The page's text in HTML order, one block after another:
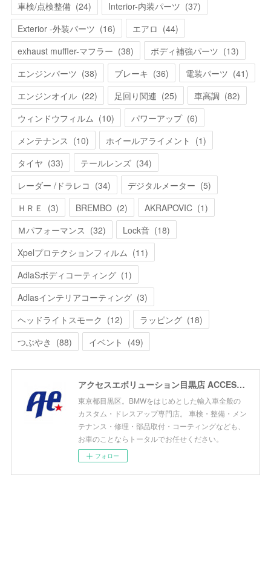
車検/点検整備 (24) Interior-内装パーツ (37)
Exterior -外装パーツ (16) エアロ (44)
exhaust muffler-マフラー (38) ボディ補強パーツ (13)
エンジンパーツ (38) ブレーキ (36) 電装パーツ (41)
エンジンオイル (22) 足回り関連 (25) 車高調 (82)
ウィンドウフィルム (10) パワーアップ (6)
メンテナンス (10) ホイールアライメント (1)
タイヤ (33) テールレンズ (34)
レーダー /ドラレコ (34) デジタルメーター (5)
ＨＲＥ
(3) BREMBO (2) AKRAPOVIC (1)
Ｍパフォーマンス (32) Lock音 (18)
Xpelプロテクションフィルム (11)
AdlaSボディコーティング (1)
Adlasインテリアコーティング (3)
ヘッドライトスモーク (12) ラッピング (18)
つぶやき (88) イベント (49)
アクセスエボリューション目黒店 ACCESS EVOLUTION MEGURO
東京都目黒区。BMWをはじめとした輸入車全般の
カスタム・ドレスアップ専門店。 車検・整備・メン
テナンス・修理・部品取付・コーティングなども、
お車のことならトータルでお任せください。
フォロー